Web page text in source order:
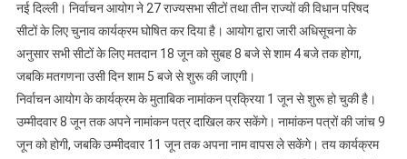
और
विधान
परिषद
की
अधिसूचना
जारी
नई दिल्ली। निर्वाचन आयोग ने 27 राज्यसभा सीटों तथा तीन राज्यों की विधान परिषद
सीटों के लिए चुनाव कार्यक्रम घोषित कर दिया है। आयोग द्वारा जारी अधिसूचना के
अनुसार सभी सीटों के लिए मतदान 18 जून को सुबह 8 बजे से शाम 4 बजे तक होगा,
जबकि मतगणना उसी दिन शाम 5 बजे से शुरू की जाएगी।
निर्वाचन आयोग के कार्यक्रम के मुताबिक नामांकन प्रक्रिया 1 जून से शुरू हो चुकी है।
उम्मीदवार 8 जून तक अपने नामांकन पत्र दाखिल कर सकेंगे। नामांकन पत्रों की जांच 9
जून को होगी, जबकि उम्मीदवार 11 जून तक अपना नाम वापस ले सकेंगे। तय कार्यक्रम